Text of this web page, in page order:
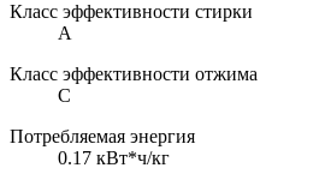
Класс эффективности стирки
A
Класс эффективности отжима
C
Потребляемая энергия
0.17 кВт*ч/кг